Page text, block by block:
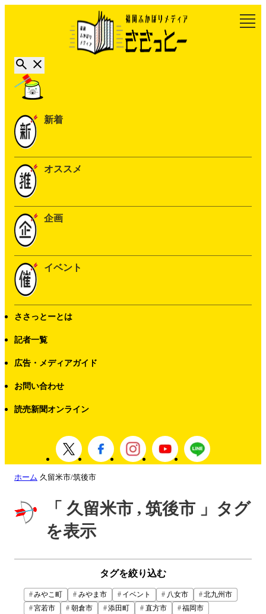
新着
オススメ
企画
イベント
ささっとーとは
記者一覧
広告・メディアガイド
お問い合わせ
読売新聞オンライン
ホーム 久留米市/筑後市
「 久留米市 , 筑後市 」タグ
を表示
タグを絞り込む
みやこ町 みやま市 イベント 八女市
北九州市
宮若市
朝倉市 添田町 直方市
福岡市